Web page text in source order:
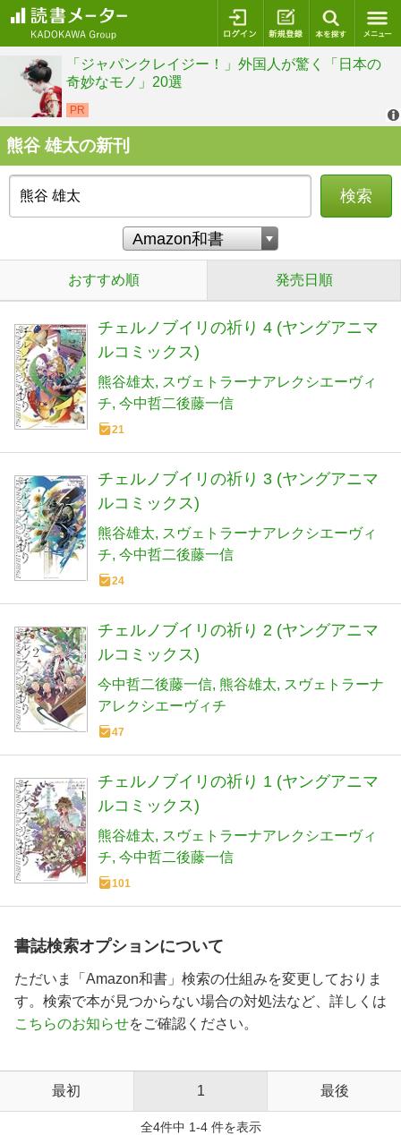
ログイン 新規登録
熊谷 雄太の新刊
検索
おすすめ順 発売日順
チェルノブイリの祈り 4 (ヤングアニマ
ルコミックス)
熊谷雄太
スヴェトラーナアレクシエーヴィ
チ 今中哲二後藤一信
21
チェルノブイリの祈り 3 (ヤングアニマ
ルコミックス)
熊谷雄太
スヴェトラーナアレクシエーヴィ
チ 今中哲二後藤一信
24
チェルノブイリの祈り 2 (ヤングアニマ
ルコミックス)
今中哲二後藤一信 熊谷雄太
スヴェトラーナ
アレクシエーヴィチ
47
チェルノブイリの祈り 1 (ヤングアニマ
ルコミックス)
熊谷雄太
スヴェトラーナアレクシエーヴィ
チ 今中哲二後藤一信
101
書誌検索オプションについて
ただいま「Amazon和書」検索の仕組みを変更しておりま
す。検索で本が見つからない場合の対処法など、詳しくは
こちらのお知らせをご確認ください。
最初 1 最後
全4件中 1-4 件を表示